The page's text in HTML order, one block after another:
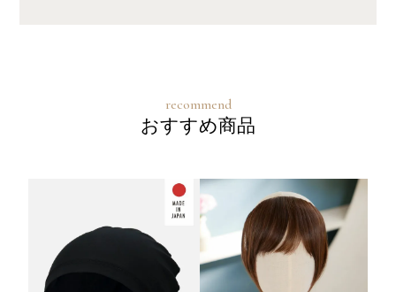
おすすめ商品